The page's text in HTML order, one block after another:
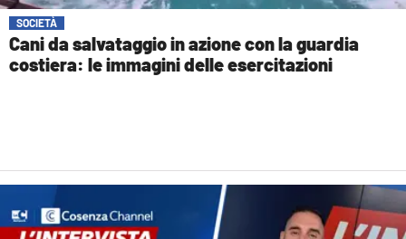
ILVIBONESE.IT
CATANZAROCHANNEL.IT
ANDROID
APPLE
SOCIETÀ
Cani da salvataggio in azione con la guardia
costiera: le immagini delle esercitazioni